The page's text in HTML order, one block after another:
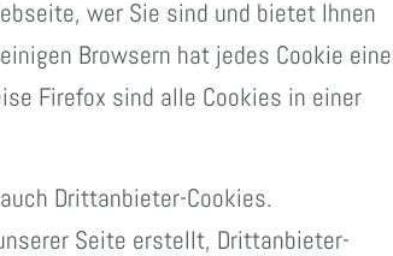
wer Sie sind und bietet Ihnen
Browsern hat jedes Cookie eine
Firefox sind alle Cookies in einer
Drittanbieter-Cookies.
Seite erstellt, Drittanbieter-